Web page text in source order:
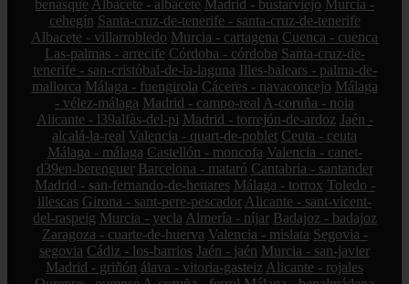
benasque Albacete - albacete Madrid - bustarviejo Murcia -
cehegín Santa-cruz-de-tenerife - santa-cruz-de-tenerife
Albacete - villarrobledo Murcia - cartagena Cuenca - cuenca
Las-palmas - arrecife Córdoba - córdoba Santa-cruz-de-
tenerife - san-cristóbal-de-la-laguna Illes-balears - palma-de-
mallorca Málaga - fuengirola Cáceres - navaconcejo Málaga
- vélez-málaga Madrid - campo-real A-coruña - noia
Alicante - l39alfàs-del-pi Madrid - torrejón-de-ardoz Jaén -
alcalá-la-real Valencia - quart-de-poblet Ceuta - ceuta
Málaga - málaga Castellón - moncofa Valencia - canet-
d39en-berenguer Barcelona - mataró Cantabria - santander
Madrid - san-fernando-de-henares Málaga - torrox Toledo -
illescas Girona - sant-pere-pescador Alicante - sant-vicent-
del-raspeig Murcia - yecla Almería - níjar Badajoz - badajoz
Zaragoza - cuarte-de-huerva Valencia - mislata Segovia -
segovia Cádiz - los-barrios Jaén - jaén Murcia - san-javier
Madrid - griñón álava - vitoria-gasteiz Alicante - rojales